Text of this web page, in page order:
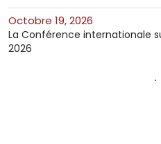
octobre 19, 2026
La Conférence internationale
2026